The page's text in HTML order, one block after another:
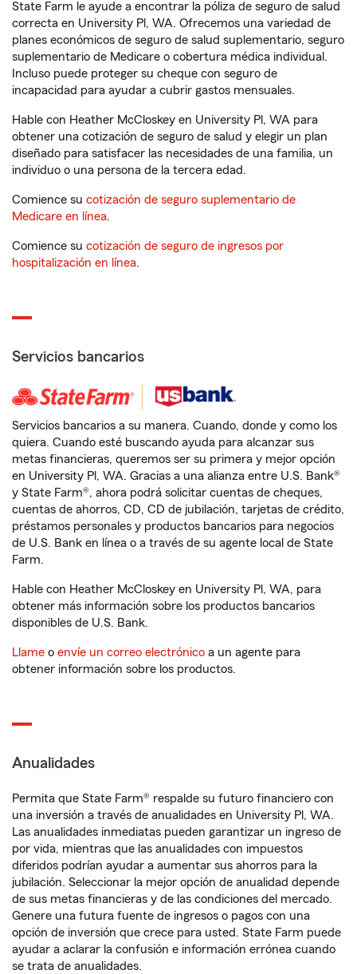
State Farm le ayude a encontrar la póliza de seguro de salud
correcta en University Pl, WA. Ofrecemos una variedad de
planes económicos de seguro de salud suplementario, seguro
suplementario de Medicare o cobertura médica individual.
Incluso puede proteger su cheque con seguro de
incapacidad para ayudar a cubrir gastos mensuales.
Hable con Heather McCloskey en University Pl, WA para
obtener una cotización de seguro de salud y elegir un plan
diseñado para satisfacer las necesidades de una familia, un
individuo o una persona de la tercera edad.
Comience su cotización de seguro suplementario de
Medicare en línea.
Comience su cotización de seguro de ingresos por
hospitalización en línea.
Servicios bancarios
Servicios bancarios a su manera. Cuando, donde y como los
quiera. Cuando esté buscando ayuda para alcanzar sus
metas financieras, queremos ser su primera y mejor opción
en University Pl, WA. Gracias a una alianza entre U.S. Bank®
y State Farm®, ahora podrá solicitar cuentas de cheques,
cuentas de ahorros, CD, CD de jubilación, tarjetas de crédito,
préstamos personales y productos bancarios para negocios
de U.S. Bank en línea o a través de su agente local de State
Farm.
Hable con Heather McCloskey en University Pl, WA, para
obtener más información sobre los productos bancarios
disponibles de U.S. Bank.
Llame o envíe un correo electrónico a un agente para
obtener información sobre los productos.
Anualidades
Permita que State Farm® respalde su futuro financiero con
una inversión a través de anualidades en University Pl, WA.
Las anualidades inmediatas pueden garantizar un ingreso de
por vida, mientras que las anualidades con impuestos
diferidos podrían ayudar a aumentar sus ahorros para la
jubilación. Seleccionar la mejor opción de anualidad depende
de sus metas financieras y de las condiciones del mercado.
Genere una futura fuente de ingresos o pagos con una
opción de inversión que crece para usted. State Farm puede
ayudar a aclarar la confusión e información errónea cuando
se trata de anualidades.